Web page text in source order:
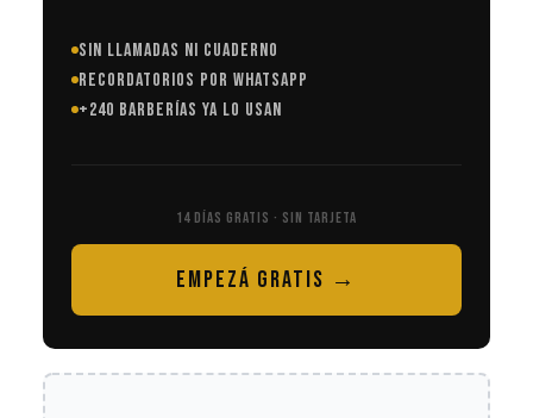
SIN LLAMADAS NI CUADERNO
RECORDATORIOS POR WHATSAPP
+240 BARBERÍAS YA LO USAN
14 DÍAS GRATIS · SIN TARJETA
EMPEZÁ GRATIS →